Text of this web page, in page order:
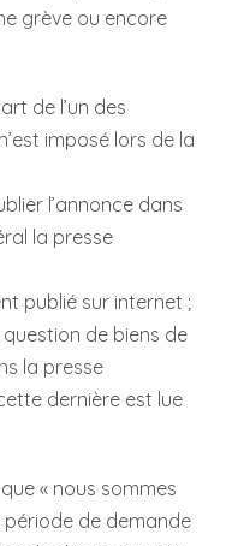
grève ou encore
de l’un des
imposé lors de la
l’annonce dans
la presse
publié sur internet ;
de biens de
la presse
dernière est lue
« nous sommes
de demande